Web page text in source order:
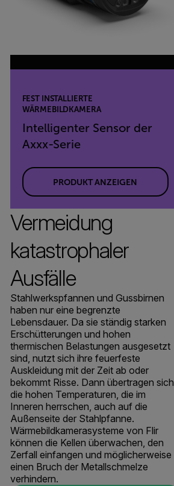
FEST INSTALLIERTE
WÄRMEBILDKAMERA
Intelligenter Sensor der
Axxx-Serie
PRODUKT ANZEIGEN
Vermeidung
katastrophaler
Ausfälle
Stahlwerkspfannen und Gussbirnen
haben nur eine begrenzte
Lebensdauer. Da sie ständig starken
Erschütterungen und hohen
thermischen Belastungen ausgesetzt
sind, nutzt sich ihre feuerfeste
Auskleidung mit der Zeit ab oder
bekommt Risse. Dann übertragen sich
die hohen Temperaturen, die im
Inneren herrschen, auch auf die
Außenseite der Stahlpfanne.
Wärmebildkamerasysteme von Flir
können die Kellen überwachen, den
Zerfall einfangen und möglicherweise
einen Bruch der Metallschmelze
verhindern.